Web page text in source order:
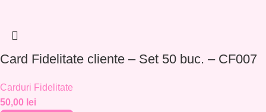
Card Fidelitate cliente – Set 50 buc. – CF007
Carduri Fidelitate
50,00 lei